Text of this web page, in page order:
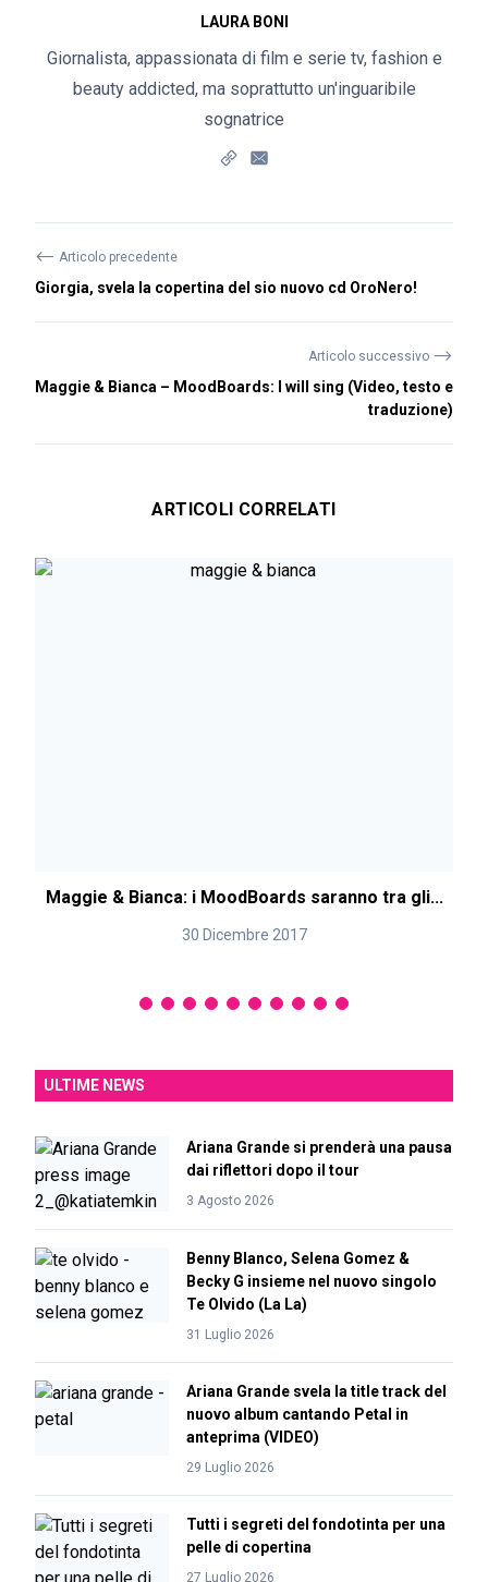
LAURA BONI
Giornalista, appassionata di film e serie tv, fashion e
beauty addicted, ma soprattutto un'inguaribile
sognatrice
⟵ Articolo precedente
Giorgia, svela la copertina del sio nuovo cd OroNero!
Articolo successivo ⟶
Maggie & Bianca – MoodBoards: I will sing (Video, testo e
traduzione)
ARTICOLI CORRELATI
Maggie & Bianca: i MoodBoards saranno tra gli...
30 Dicembre 2017
ULTIME NEWS
Ariana Grande si prenderà una pausa
dai riflettori dopo il tour
3 Agosto 2026
Benny Blanco, Selena Gomez &
Becky G insieme nel nuovo singolo
Te Olvido (La La)
31 Luglio 2026
Ariana Grande svela la title track del
nuovo album cantando Petal in
anteprima (VIDEO)
29 Luglio 2026
Tutti i segreti del fondotinta per una
pelle di copertina
27 Luglio 2026